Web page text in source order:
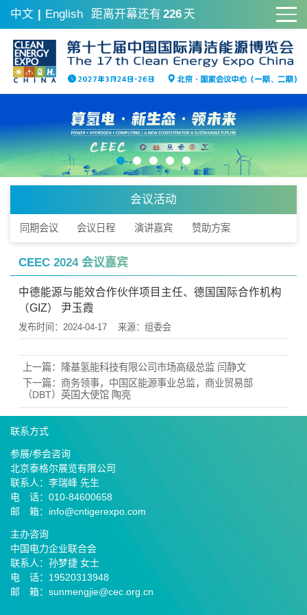
中文 | English 距离开幕还有 226 天
会议活动
同期会议 会议日程 演讲嘉宾 赞助方案
CEEC 2024 会议嘉宾
中德能源与能效合作伙伴项目主任、德国国际合作机构
（GIZ） 尹玉霞
发布时间：2024-04-17 来源：组委会
上一篇：
隆基氢能科技有限公司市场高级总监 闫静文
下一篇： 商务领事，中国区能源事业总监，商业贸易部
（DBT）英国大使馆 陶亮
联系方式
参展/参会咨询
北京泰格尔展览有限公司
联系人：李瑞峰 先生
电 话：010-84600658
邮 箱：info@cntigerexpo.com
主办咨询
中国电力企业联合会
联系人：孙梦捷 女士
电 话：19520313948
邮 箱：sunmengjie@cec.org.cn